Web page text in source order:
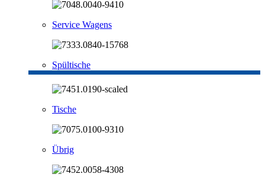
Service Wagens
Spültische
Tische
Übrig